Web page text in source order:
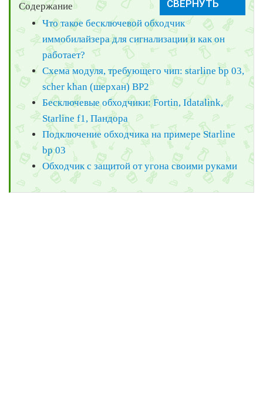
Содержание
Что такое бесключевой обходчик
иммобилайзера для сигнализации и как он
работает?
Схема модуля, требующего чип: starline bp 03,
scher khan (шерхан) BP2
Бесключевые обходчики: Fortin, Idatalink,
Starline f1, Пандора
Подключение обходчика на примере Starline
bp 03
Обходчик с защитой от угона своими руками